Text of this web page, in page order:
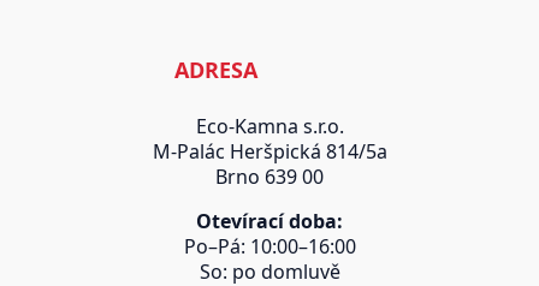
ADRESA
Eco-Kamna s.r.o.
M-Palác Heršpická 814/5a
Brno 639 00
Otevírací doba:
Po–Pá: 10:00–16:00
So: po domluvě